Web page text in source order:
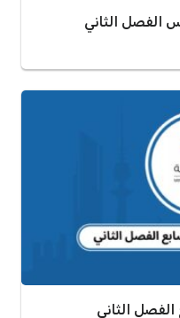
الفصل الثاني
الثاني